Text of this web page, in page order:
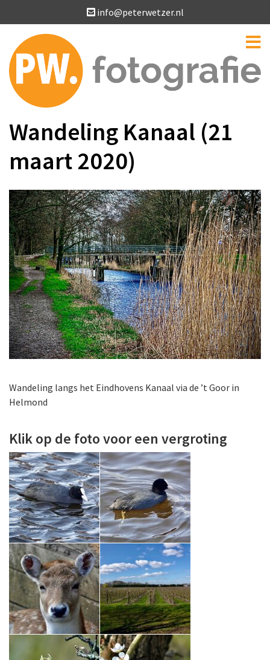
info@peterwetzer.nl
Wandeling Kanaal (21
maart 2020)
Wandeling langs het Eindhovens Kanaal via de ’t Goor in
Helmond
Klik op de foto voor een vergroting